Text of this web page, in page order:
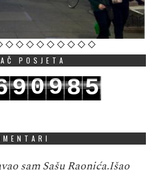
POSJETA
90985
sam Sašu Raonića.Išao